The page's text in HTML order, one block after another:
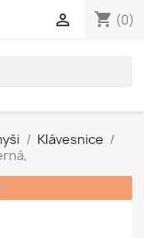
shopping_cart (0)

Klávesnice